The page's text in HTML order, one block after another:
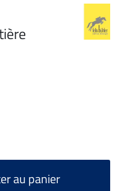
au panier